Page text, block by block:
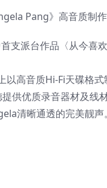
Pang》高音质制
支派台作品〈从今喜
高音质Hi-Fi天碟格
供优质录音器材及线
清晰通透的完美靓声。